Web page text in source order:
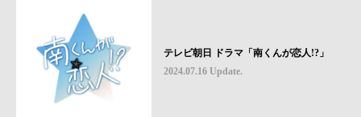
テレビ朝日 ドラマ「南くんが恋人!?」
2024.07.16 Update.